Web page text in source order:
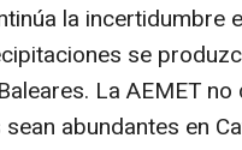
la incertidumbre
se
La AEMET
abundantes en